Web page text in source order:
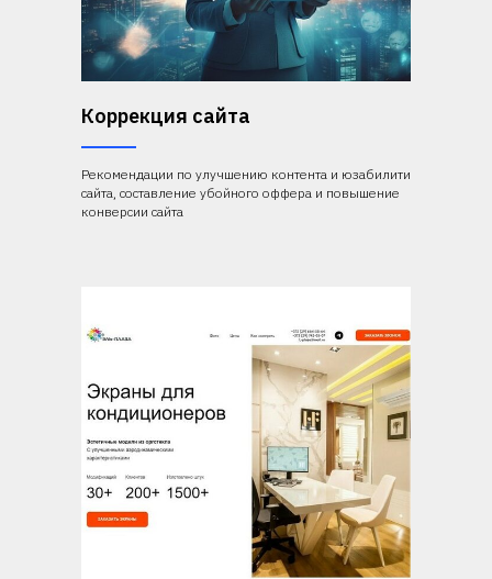
Коррекция сайта
Рекомендации по улучшению контента и юзабилити
сайта, составление убойного оффера и повышение
конверсии сайта